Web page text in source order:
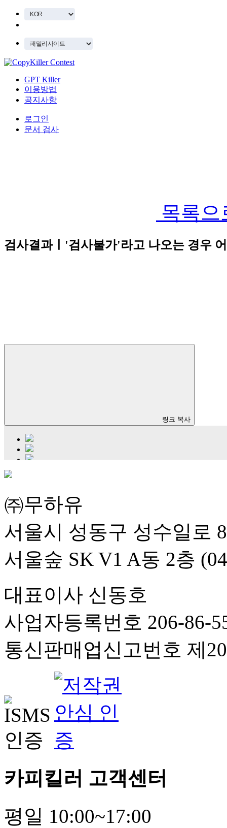
GPT Killer
이용방법
공지사항
로그인
문서 검사
목록으
검사결과ㅣ'검사불가'라고 나오는 경우
링크 복사
㈜무하유
서울시 성동구 성수일로
서울숲 SK V1 A동 2층
대표이사 신동호
사업자등록번호 206-86-
통신판매업신고번호 제
카피킬러 고객센터
평일 10:00~17:00